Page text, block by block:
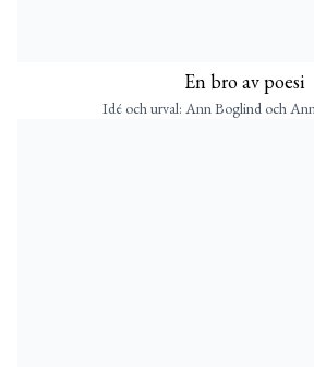
En bro av poesi
Idé och urval: Ann Boglind och